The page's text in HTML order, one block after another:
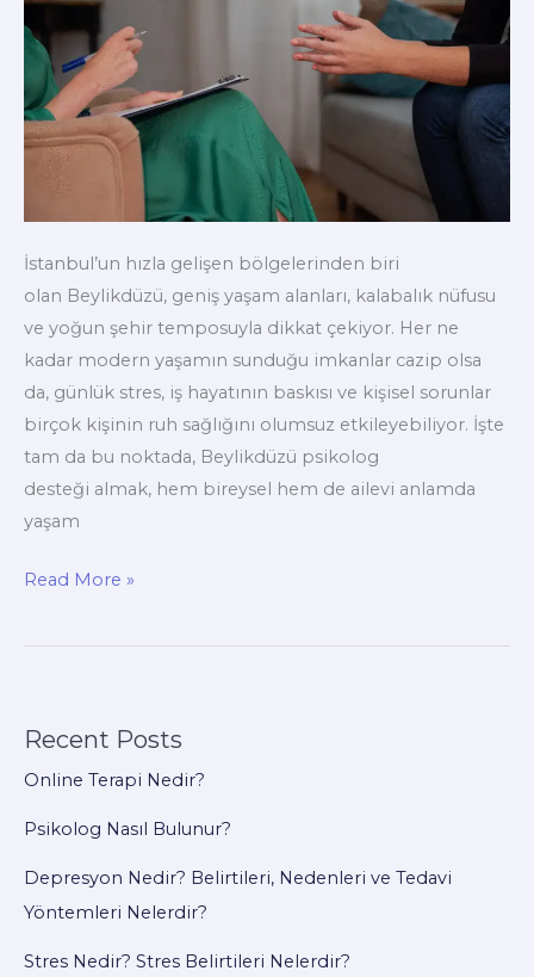
İstanbul’un hızla gelişen bölgelerinden biri
olan Beylikdüzü, geniş yaşam alanları, kalabalık nüfusu
ve yoğun şehir temposuyla dikkat çekiyor. Her ne
kadar modern yaşamın sunduğu imkanlar cazip olsa
da, günlük stres, iş hayatının baskısı ve kişisel sorunlar
birçok kişinin ruh sağlığını olumsuz etkileyebiliyor. İşte
tam da bu noktada, Beylikdüzü psikolog
desteği almak, hem bireysel hem de ailevi anlamda
yaşam
Beylikdüzü’nde
Desteği
Süreci
Read More »
Recent Posts
Online Terapi Nedir?
Psikolog Nasıl Bulunur?
Depresyon Nedir? Belirtileri, Nedenleri ve Tedavi
Yöntemleri Nelerdir?
Stres Nedir? Stres Belirtileri Nelerdir?